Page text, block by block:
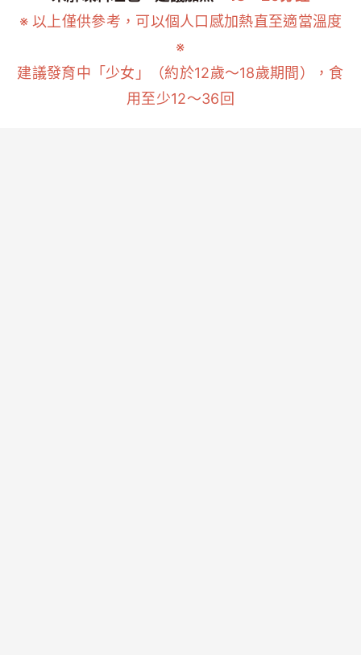
※ 以上僅供參考，可以個人口感加熱直至適當溫度
※
建議發育中「少女」（約於12歲～18歲期間），食
用至少12～36回